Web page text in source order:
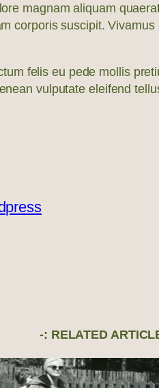
magnam aliquam
corporis suscipit. Vivamus
felis eu pede mollis
vulputate eleifend
-: RELATED